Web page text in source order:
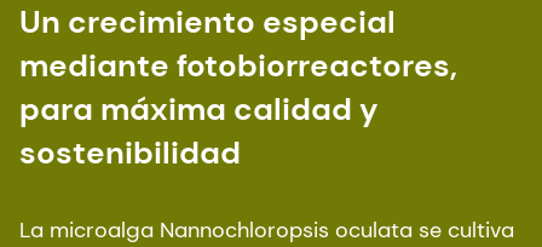
Un crecimiento especial
mediante fotobiorreactores,
para máxima calidad y
sostenibilidad
La microalga Nannochloropsis oculata se cultiva